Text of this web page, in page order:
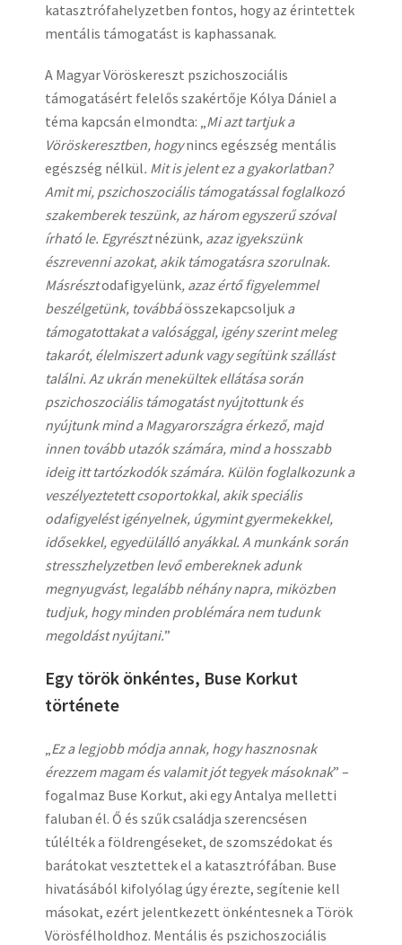
katasztrófahelyzetben fontos, hogy az érintettek
mentális támogatást is kaphassanak.
A Magyar Vöröskereszt pszichoszociális
támogatásért felelős szakértője Kólya Dániel a
téma kapcsán elmondta: „Mi azt tartjuk a
Vöröskeresztben, hogynincs egészség mentális
egészség nélkül. Mit is jelent ez a gyakorlatban?
Amit mi, pszichoszociális támogatással foglalkozó
szakemberek teszünk, az három egyszerű szóval
írható le. Egyrésztnézünk, azaz igyekszünk
észrevenni azokat, akik támogatásra szorulnak.
Másrésztodafigyelünk, azaz értő figyelemmel
beszélgetünk, továbbáösszekapcsoljuk a
támogatottakat a valósággal, igény szerint meleg
takarót, élelmiszert adunk vagy segítünk szállást
találni. Az ukrán menekültek ellátása során
pszichoszociális támogatást nyújtottunk és
nyújtunk mind a Magyarországra érkező, majd
innen tovább utazók számára, mind a hosszabb
ideig itt tartózkodók számára. Külön foglalkozunk a
veszélyeztetett csoportokkal, akik speciális
odafigyelést igényelnek, úgymint gyermekekkel,
idősekkel, egyedülálló anyákkal. A munkánk során
stresszhelyzetben levő embereknek adunk
megnyugvást, legalább néhány napra, miközben
tudjuk, hogy minden problémára nem tudunk
megoldást nyújtani.”
Egy török önkéntes, Buse Korkut
története
„Ez a legjobb módja annak, hogy hasznosnak
érezzem magam és valamit jót tegyek másoknak” –
fogalmaz Buse Korkut, aki egy Antalya melletti
faluban él. Ő és szűk családja szerencsésen
túlélték a földrengéseket, de szomszédokat és
barátokat vesztettek el a katasztrófában. Buse
hivatásából kifolyólag úgy érezte, segítenie kell
másokat, ezért jelentkezett önkéntesnek a Török
Vörösfélholdhoz. Mentális és pszichoszociális